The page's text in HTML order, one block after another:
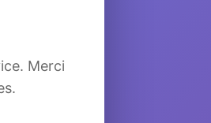
Merci